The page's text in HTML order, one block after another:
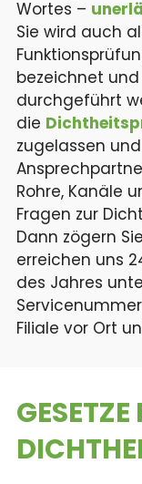
Wortes –
Sie wird auch
bezeichnet
durchgeführt
die
zugelassen
Rohre, Kanäle
Fragen zur
Dann zögern
erreichen uns
des Jahres
Servicenummer
Filiale vor Ort
GESETZE